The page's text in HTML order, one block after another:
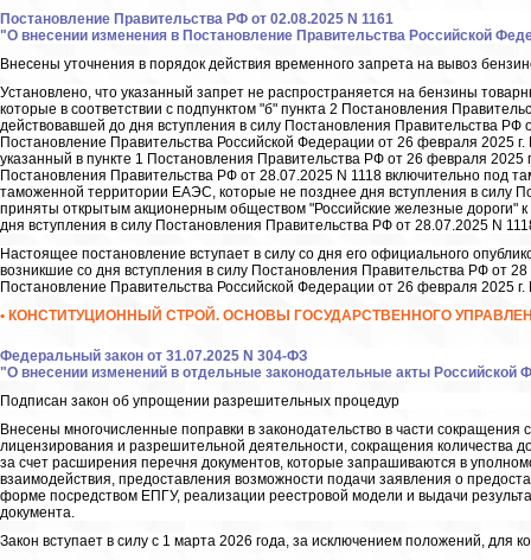
Постановление Правительства РФ от 02.08.2025 N 1161
"О внесении изменения в Постановление Правительства Российской
Внесены уточнения в порядок действия временного запрета на вывоз
Установлено, что указанный запрет не распространяется на бензины
которые в соответствии с подпунктом "б" пункта 2 Постановления
действовавшей до дня вступления в силу Постановления Правительства
Постановление Правительства Российской Федерации от 26 февраля 2025
указанный в пункте 1 Постановления Правительства РФ от 26 февраля
Постановления Правительства РФ от 28.07.2025 N 1118 включительно под
таможенной территории ЕАЭС, которые не позднее дня вступления в силу
приняты открытым акционерным обществом "Российские железные дороги"
дня вступления в силу Постановления Правительства РФ от 28.07.2025 N
Настоящее постановление вступает в силу со дня его официального
возникшие со дня вступления в силу Постановления Правительства РФ от
Постановление Правительства Российской Федерации от 26 февраля 2025 г.
• КОНСТИТУЦИОННЫЙ СТРОЙ. ОСНОВЫ ГОСУДАРСТВЕННОГО
Федеральный закон от 31.07.2025 N 304-ФЗ
"О внесении изменений в отдельные законодательные акты Российской
Подписан закон об упрощении разрешительных процедур
Внесены многочисленные поправки в законодательство в части сокращения
лицензирования и разрешительной деятельности, сокращения количества
за счет расширения перечня документов, которые запрашиваются в
взаимодействия, предоставления возможности подачи заявления о
форме посредством ЕПГУ, реализации реестровой модели и выдачи
документа.
Закон вступает в силу с 1 марта 2026 года, за исключением положений, для